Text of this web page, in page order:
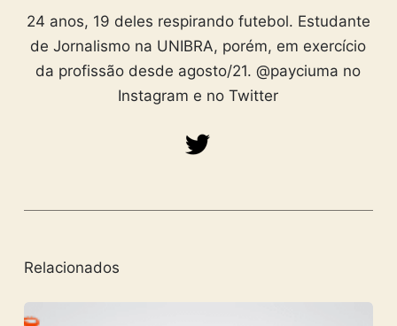
24 anos, 19 deles respirando futebol. Estudante
de Jornalismo na UNIBRA, porém, em exercício
da profissão desde agosto/21. @payciuma no
Instagram e no Twitter
Relacionados